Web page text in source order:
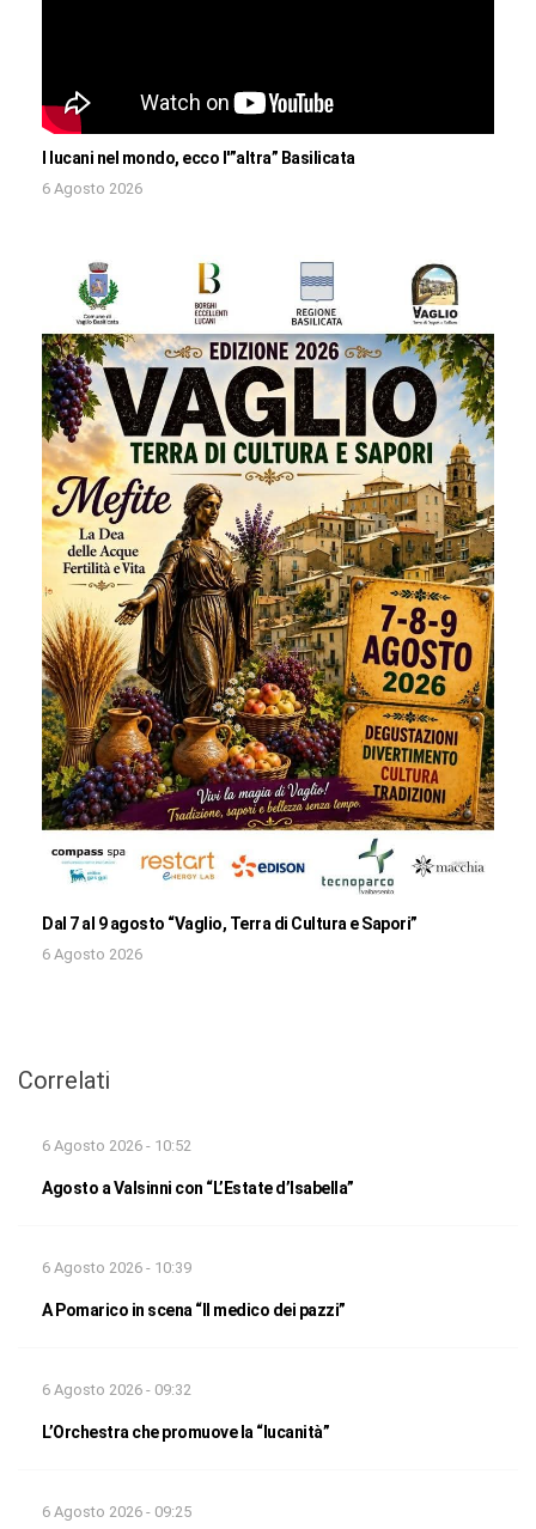
I lucani nel mondo, ecco l'”altra” Basilicata
6 Agosto 2026
Dal 7 al 9 agosto “Vaglio, Terra di Cultura e Sapori”
6 Agosto 2026
Correlati
6 Agosto 2026 - 10:52
Agosto a Valsinni con “L’Estate d’Isabella”
6 Agosto 2026 - 10:39
A Pomarico in scena “Il medico dei pazzi”
6 Agosto 2026 - 09:32
L’Orchestra che promuove la “lucanità”
6 Agosto 2026 - 09:25